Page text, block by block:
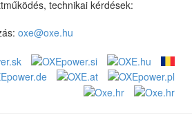
technikai kérdések:
oxe@oxe.hu